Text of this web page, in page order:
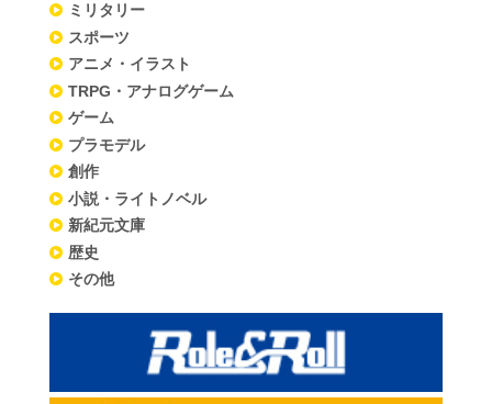
ミリタリー
スポーツ
アニメ・イラスト
TRPG・アナログゲーム
ゲーム
プラモデル
創作
小説・ライトノベル
新紀元文庫
歴史
その他